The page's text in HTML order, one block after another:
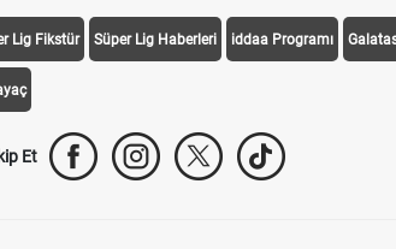
Lig Fikstür Süper Lig Haberleri iddaa Programı
Et